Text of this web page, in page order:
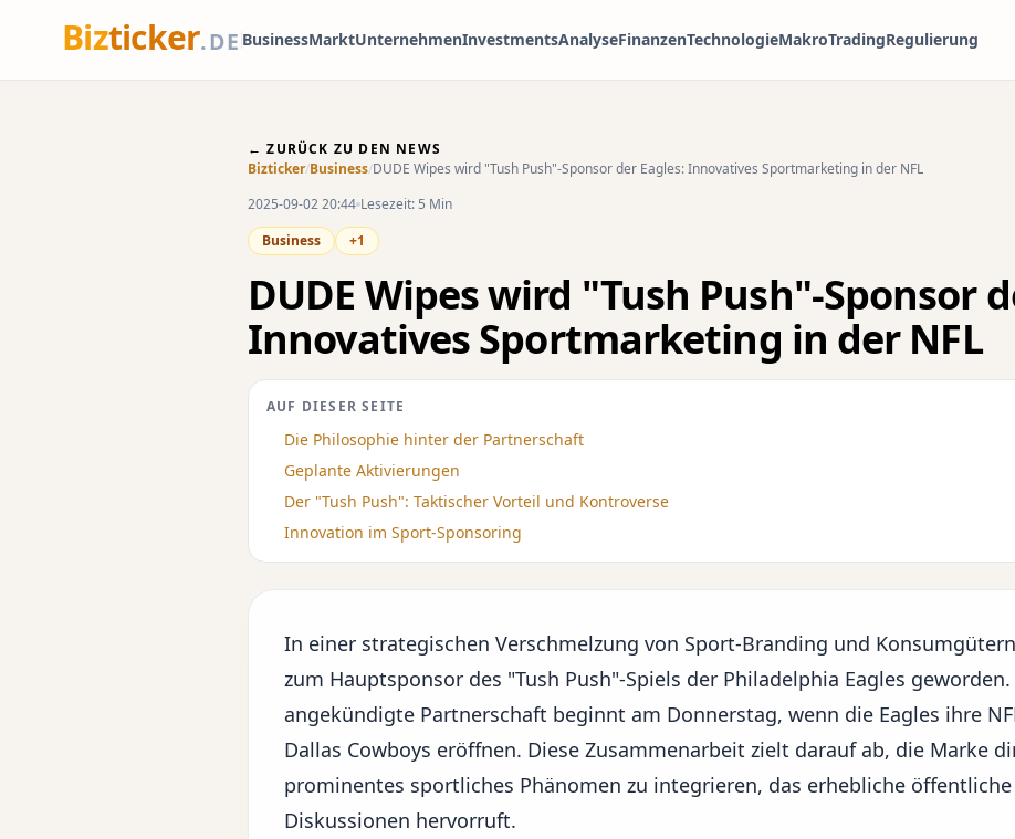
Bizticker.DE BusinessMarktUnternehmenInvestmentsAnalyseFinanzenTechnologieMakroTradingRegulierung
← ZURÜCK ZU DEN NEWS
Bizticker/Business/DUDE Wipes wird "Tush Push"-Sponsor der Eagles: Innovatives Sportmarketing in der NFL
2025-09-02 20:44 Lesezeit: 5 Min
Business
+1
DUDE Wipes wird "Tush Push"-Sponsor
Innovatives Sportmarketing in der NFL
AUF DIESER SEITE
Die Philosophie hinter der Partnerschaft
Geplante Aktivierungen
Der "Tush Push": Taktischer Vorteil und Kontroverse
Innovation im Sport-Sponsoring
In einer strategischen Verschmelzung von Sport-Branding und
zum Hauptsponsor des "Tush Push"-Spiels der Philadelphia Eagles
angekündigte Partnerschaft beginnt am Donnerstag, wenn die Eagles ihre
Dallas Cowboys eröffnen. Diese Zusammenarbeit zielt darauf ab, die Marke
prominentes sportliches Phänomen zu integrieren, das erhebliche
Diskussionen hervorruft.